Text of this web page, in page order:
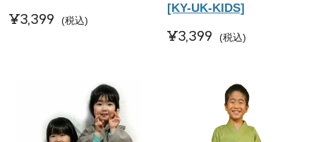
¥3,399 税込
[KY-UK-KIDS]
¥3,399 税込